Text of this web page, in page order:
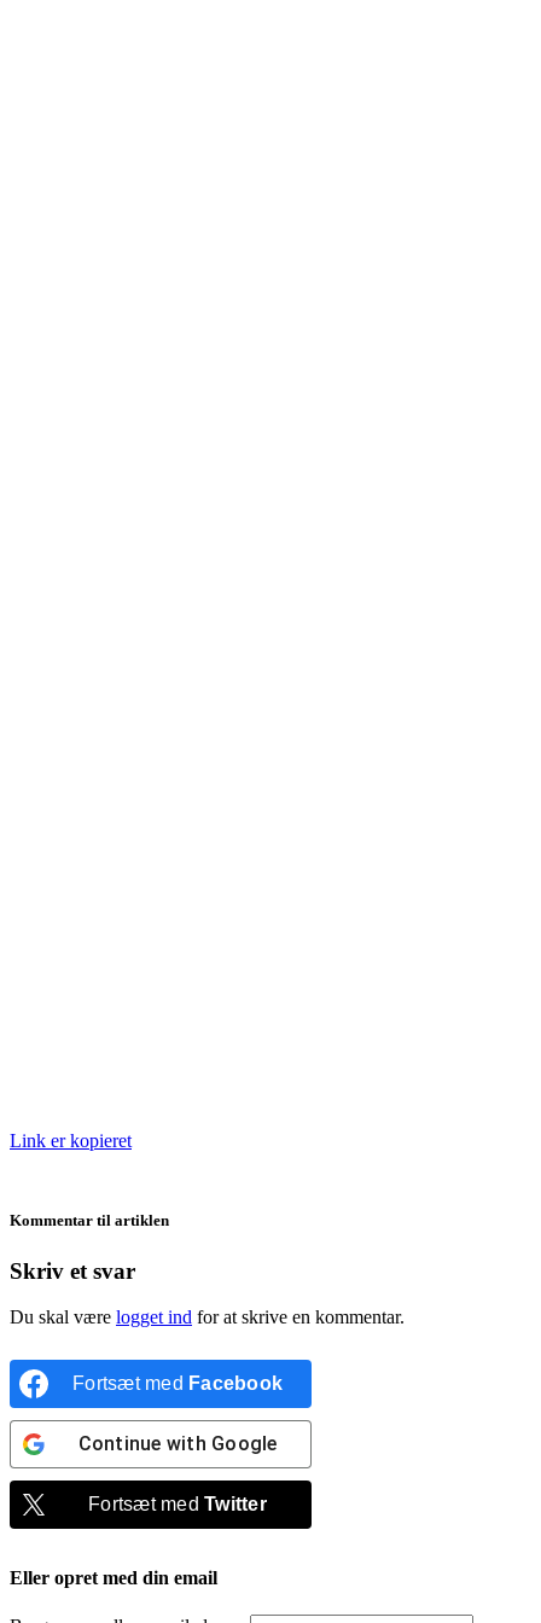
Link er kopieret
Kommentar til artiklen
Skriv et svar
Du skal være logget ind for at skrive en kommentar.
Fortsæt med Facebook
Continue with Google
Fortsæt medTwitter
Eller opret med din email